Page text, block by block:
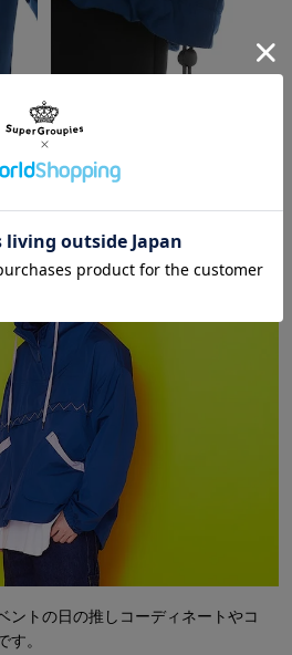
ントの日の推しコーディネートやコ
す。